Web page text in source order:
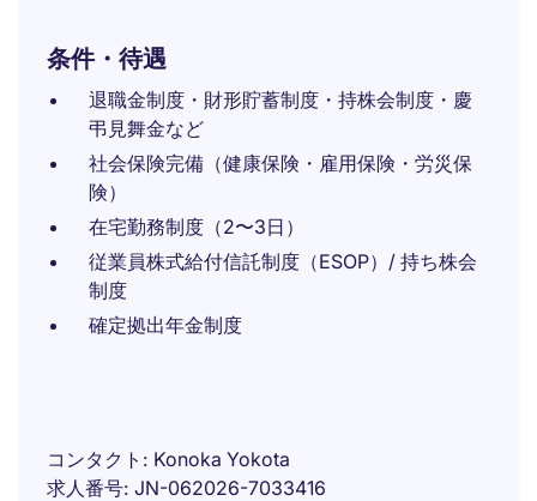
条件・待遇
退職金制度・財形貯蓄制度・持株会制度・慶
弔見舞金など
社会保険完備（健康保険・雇用保険・労災保
険）
在宅勤務制度（2〜3日）
従業員株式給付信託制度（ESOP）/ 持ち株会
制度
確定拠出年金制度
コンタクト
Konoka Yokota
求人番号 JN-062026-7033416